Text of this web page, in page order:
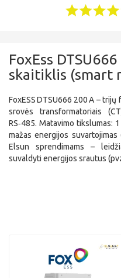
FoxEss
skaitiklis (smart
FoxESS DTSU666 200 A –
srovės transformatoriais
RS‑485. Matavimo tikslumas:
mažas energijos suvartojimas
Elsun sprendimams –
suvaldyti energijos srautus